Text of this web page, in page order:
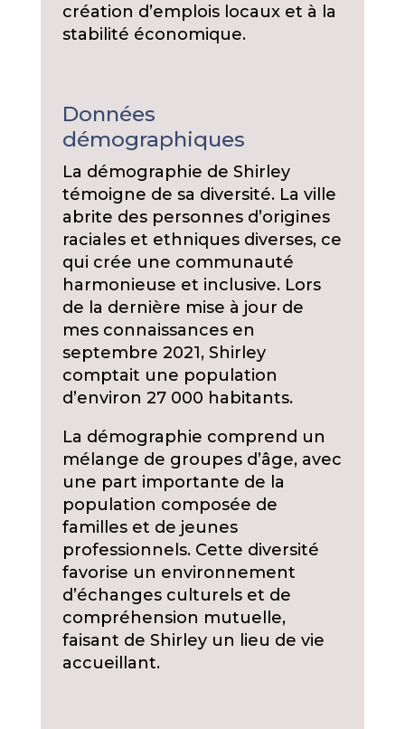
création d’emplois locaux et à la
stabilité économique.
Données
démographiques
La démographie de Shirley
témoigne de sa diversité. La ville
abrite des personnes d’origines
raciales et ethniques diverses, ce
qui crée une communauté
harmonieuse et inclusive. Lors
de la dernière mise à jour de
mes connaissances en
septembre 2021, Shirley
comptait une population
d’environ 27 000 habitants.
La démographie comprend un
mélange de groupes d’âge, avec
une part importante de la
population composée de
familles et de jeunes
professionnels. Cette diversité
favorise un environnement
d’échanges culturels et de
compréhension mutuelle,
faisant de Shirley un lieu de vie
accueillant.